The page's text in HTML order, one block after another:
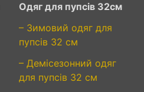
Одяг для пупсів 32см
– Зимовий одяг для
пупсів 32 см
– Демісезонний одяг
для пупсів 32 см